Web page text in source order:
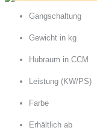
Gangschaltung
Rotax DCT, 7-
Gewicht in kg
1.118
Hubraum in CCM
999
Leistung (KW/PS)
177 / 240
Farbe
Loft Green Satin
Erhältlich ab